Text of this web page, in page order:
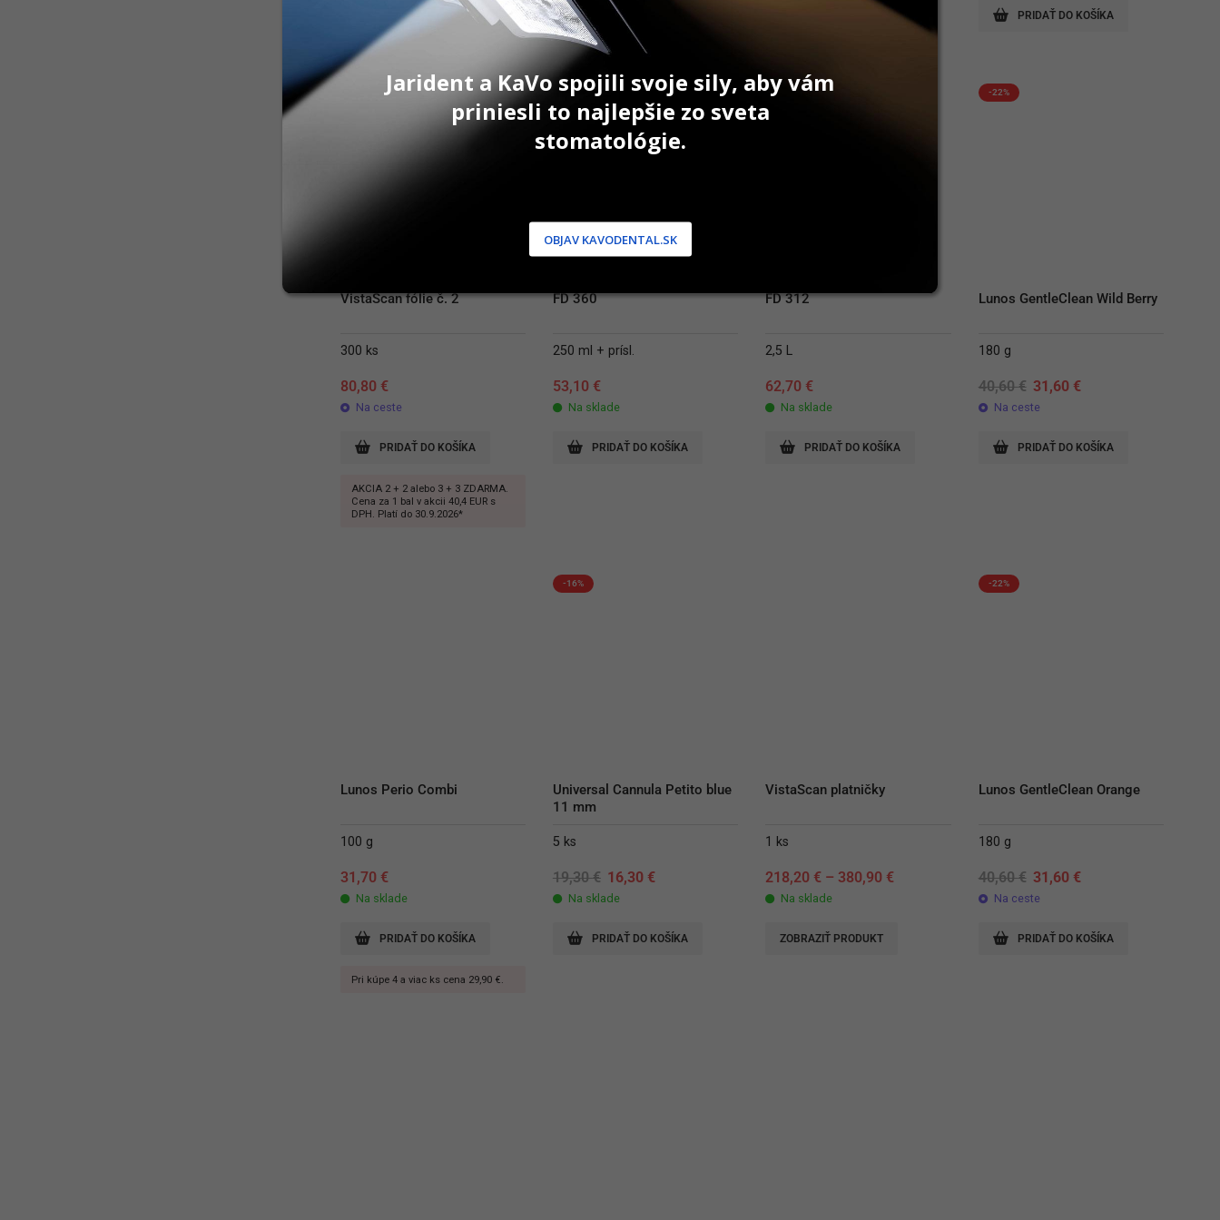
PRIDAŤ DO KOŠÍKA PRIDAŤ DO KOŠÍKA PRIDAŤ DO KOŠÍKA PRIDAŤ DO KOŠÍKA
VistaScan fólie č. 2
300 ks
80,80 €
Na ceste
AKCIA 2 + 2 alebo 3 + 3 ZDARMA.
Cena za 1 bal v akcii 40,4 EUR s
DPH. Platí do 30.9.2026*
PRIDAŤ DO KOŠÍKA
FD 360
250 ml + prísl.
53,10 €
Na sklade
PRIDAŤ DO KOŠÍKA
FD 312
2,5 L
62,70 €
Na sklade
PRIDAŤ DO KOŠÍKA
-22%
Lunos GentleClean Wild Berry
180 g
40,60€ Original
price
was:
31,60 €Current
Na ceste
PRIDAŤ DO KOŠÍKA
Lunos Perio Combi
100 g
31,70 €
Na sklade
Pri kúpe 4 a viac ks cena 29,90 €.
PRIDAŤ DO KOŠÍKA
-16%
Universal Cannula Petito blue
11 mm
5 ks
19,30€ Original
price
was:
16,30 €Current
Na sklade
PRIDAŤ DO KOŠÍKA
VistaScan platničky
1 ks
218,20 € –380,90 €
Na sklade
ZOBRAZIŤ PRODUKT
-22%
Lunos GentleClean Orange
180 g
40,60€ Original
price
was:
31,60 €Current
Na ceste
PRIDAŤ DO KOŠÍKA
Jarident a KaVo spojili svoje sily, aby vám
priniesli to najlepšie zo sveta
stomatológie.
OBJAV KAVODENTAL.SK